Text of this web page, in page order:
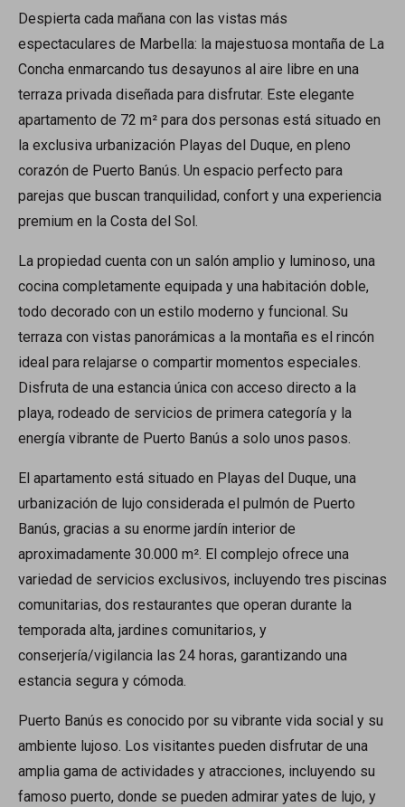
Despierta cada mañana con las vistas más
espectaculares de Marbella: la majestuosa montaña de La
Concha enmarcando tus desayunos al aire libre en una
terraza privada diseñada para disfrutar. Este elegante
apartamento de 72 m² para dos personas está situado en
la exclusiva urbanización Playas del Duque, en pleno
corazón de Puerto Banús. Un espacio perfecto para
parejas que buscan tranquilidad, confort y una experiencia
premium en la Costa del Sol.
La propiedad cuenta con un salón amplio y luminoso, una
cocina completamente equipada y una habitación doble,
todo decorado con un estilo moderno y funcional. Su
terraza con vistas panorámicas a la montaña es el rincón
ideal para relajarse o compartir momentos especiales.
Disfruta de una estancia única con acceso directo a la
playa, rodeado de servicios de primera categoría y la
energía vibrante de Puerto Banús a solo unos pasos.
El apartamento está situado en Playas del Duque, una
urbanización de lujo considerada el pulmón de Puerto
Banús, gracias a su enorme jardín interior de
aproximadamente 30.000 m². El complejo ofrece una
variedad de servicios exclusivos, incluyendo tres piscinas
comunitarias, dos restaurantes que operan durante la
temporada alta, jardines comunitarios, y
conserjería/vigilancia las 24 horas, garantizando una
estancia segura y cómoda.
Puerto Banús es conocido por su vibrante vida social y su
ambiente lujoso. Los visitantes pueden disfrutar de una
amplia gama de actividades y atracciones, incluyendo su
famoso puerto, donde se pueden admirar yates de lujo, y